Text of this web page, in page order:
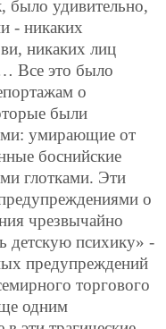
было удивительно,
- никаких
никаких лиц
Все это было
о
были
умирающие от
боснийские
глотками. Эти
о
чрезвычайно
детскую психику» -
предупреждений
торгового
одним